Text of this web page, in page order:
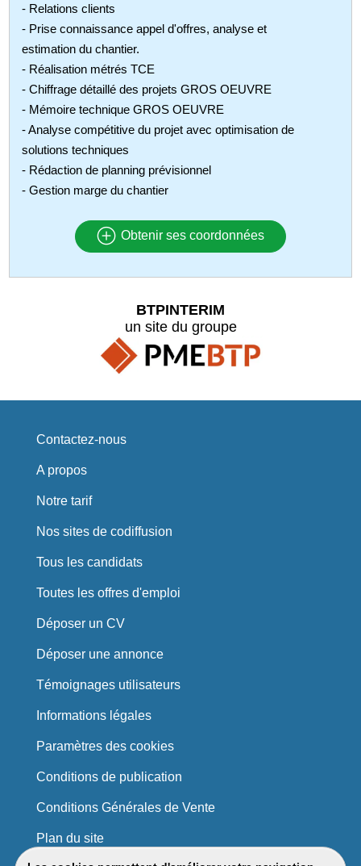
- Relations clients
- Prise connaissance appel d'offres, analyse et
estimation du chantier.
- Réalisation métrés TCE
- Chiffrage détaillé des projets GROS OEUVRE
- Mémoire technique GROS OEUVRE
- Analyse compétitive du projet avec optimisation de
solutions techniques
- Rédaction de planning prévisionnel
- Gestion marge du chantier
Obtenir ses coordonnées
BTPINTERIM
un site du groupe
Contactez-nous
A propos
Notre tarif
Nos sites de codiffusion
Tous les candidats
Toutes les offres d'emploi
Déposer un CV
Déposer une annonce
Témoignages utilisateurs
Informations légales
Paramètres des cookies
Conditions de publication
Conditions Générales de Vente
Plan du site